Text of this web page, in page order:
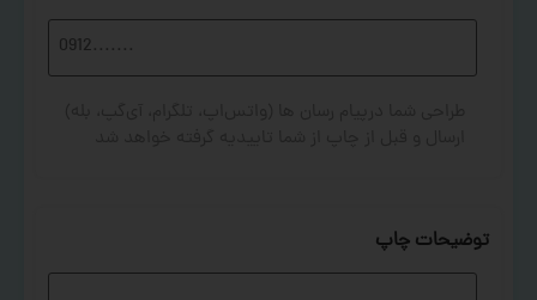
توضیحات چاپ